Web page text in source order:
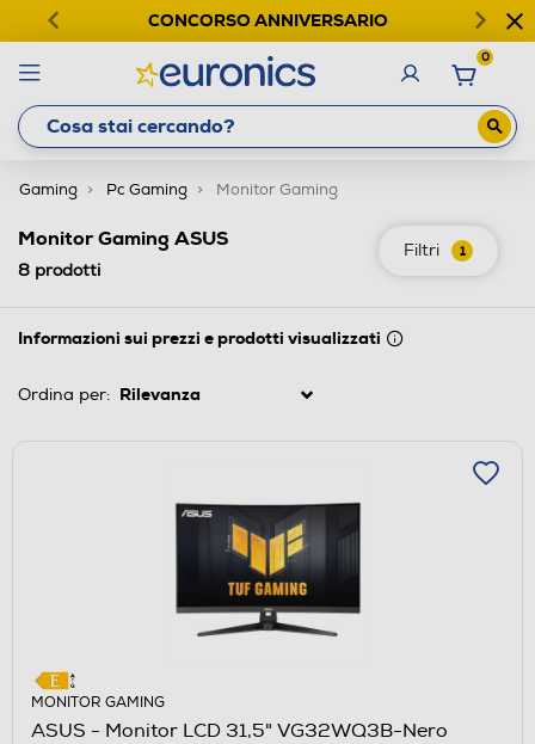
CONCORSO ANNIVERSARIO
0
Gaming Pc Gaming Monitor Gaming
Filtri 1
Monitor Gaming ASUS
8 prodotti
Informazioni sui prezzi e prodotti visualizzati
Ordina per:
MONITOR GAMING
ASUS - Monitor LCD 31,5" VG32WQ3B-Nero